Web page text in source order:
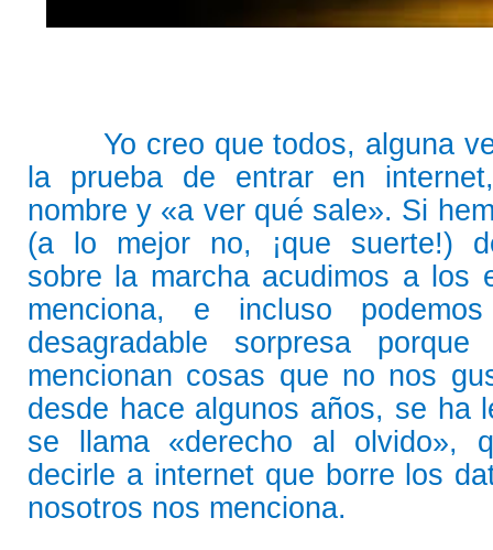
Yo creo que todos, alguna
la prueba de entrar en
nombre y «a ver qué sale». Si
(a lo mejor no, ¡que suerte!)
sobre la marcha acudimos a los
menciona, e incluso
desagradable sorpresa
mencionan cosas que no nos
desde hace algunos años, se ha
se llama «derecho al olvido»,
decirle a internet que borre los
nosotros nos menciona.